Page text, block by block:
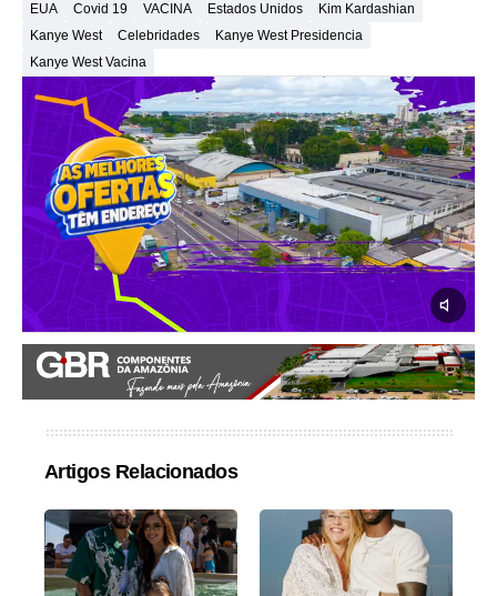
EUA Covid 19 VACINA Estados Unidos
Kim Kardashian
Kanye West
Celebridades
Kanye West Presidencia
Kanye West Vacina
Artigos Relacionados